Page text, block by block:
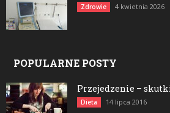
Zdrowie 4 kwietnia 2026
POPULARNE POSTY
Przejedzenie –
Dieta 14 lipca 2016